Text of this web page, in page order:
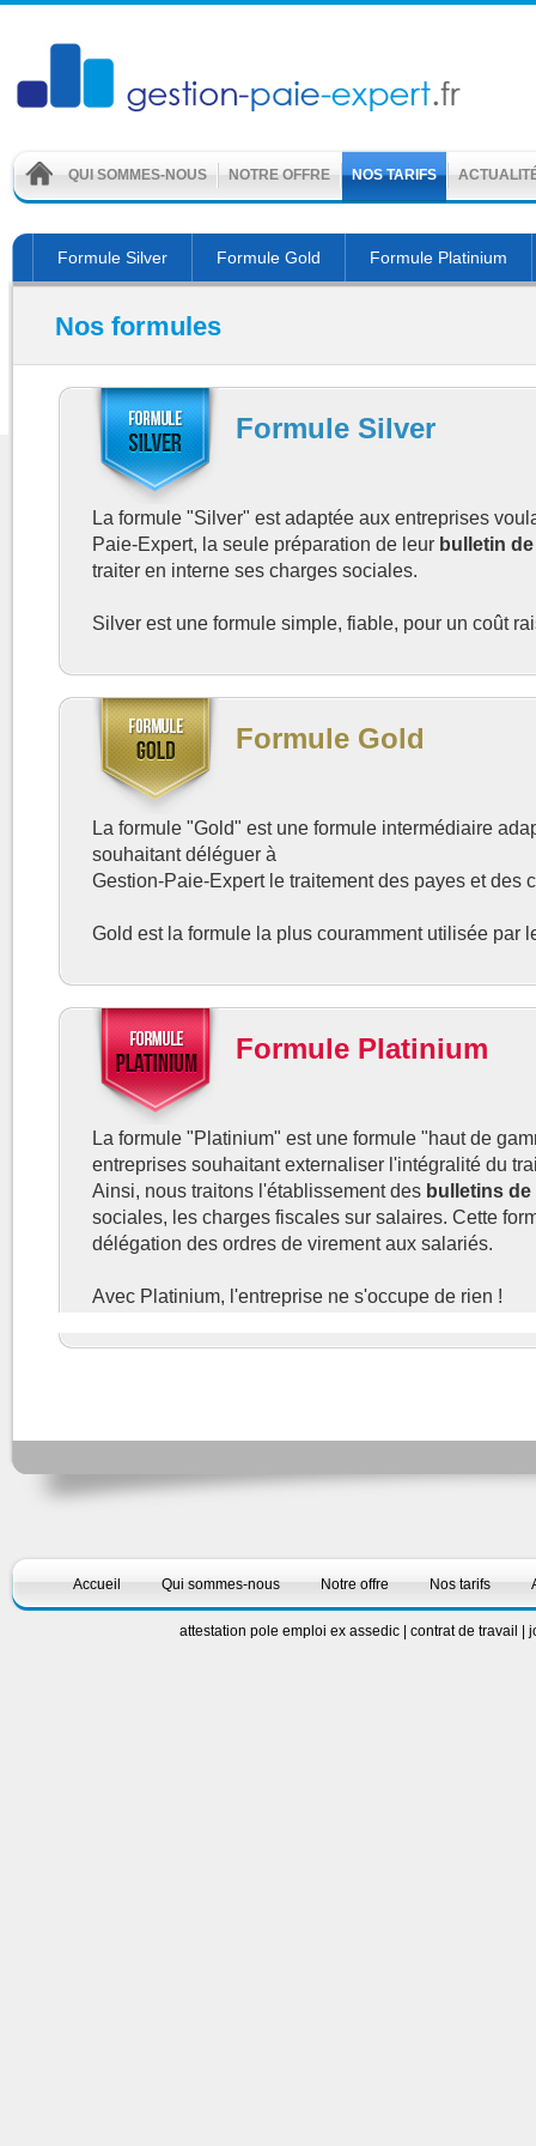
QUI SOMMES-NOUS NOTRE OFFRE NOS TARIFS
Formule Silver Formule Gold Formule Platinium
Nos formules
Formule Silver
La formule "Silver" est adaptée aux entreprises
Paie-Expert, la seule préparation de leur bulletin
traiter en interne ses charges sociales.
Silver est une formule simple, fiable, pour un coût
Formule Gold
La formule "Gold" est une formule intermédiaire
souhaitant déléguer à
Gestion-Paie-Expert le traitement des payes et des
Gold est la formule la plus couramment utilisée par
Formule Platinium
La formule "Platinium" est une formule "haut de
entreprises souhaitant externaliser l'intégralité du
Ainsi, nous traitons l'établissement des bulletins de
sociales, les charges fiscales sur salaires. Cette
délégation des ordres de virement aux salariés.
Avec Platinium, l'entreprise ne s'occupe de rien !
Accueil Qui sommes-nous Notre offre Nos tarifs
attestation pole emploi ex assedic contrat de travail